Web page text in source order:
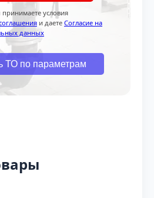
условия
и даете Согласие на
данных
ТО по параметрам